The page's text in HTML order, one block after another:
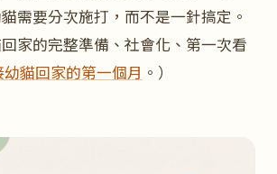
需要分次施打，而不是一針搞定。
回家的完整準備、社會化、第一次看
幼貓回家的第一個月 。）